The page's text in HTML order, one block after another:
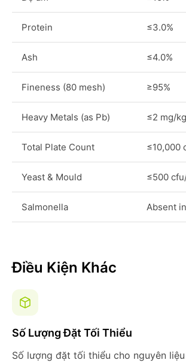
Protein ≤3.0%
Ash ≤4.0%
Fineness (80 mesh) ≥95%
Heavy Metals (as Pb) ≤2 mg/kg
Total Plate Count ≤10,000
Yeast & Mould ≤500
Salmonella Absent
Điều Kiện Khác
Số Lượng Đặt Tối Thiểu
Số lượng đặt tối thiểu cho nguyên